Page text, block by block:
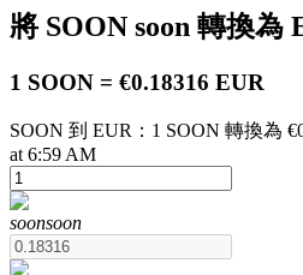
多種以USDT結算的永續合約
將 SOON soon 轉換為
1 SOON = €0.18316 EUR
SOON 到 EUR：1 SOON 轉換為
at 6:59 AM
soonsoon